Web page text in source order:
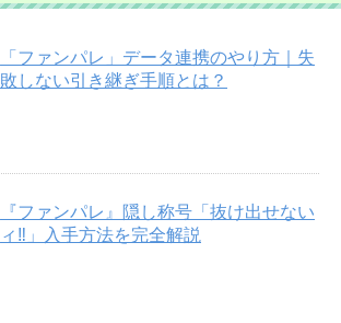
「ファンパレ」データ連携のやり方｜失
敗しない引き継ぎ手順とは？
『ファンパレ』隠し称号「抜け出せない
ィ‼︎」入手方法を完全解説